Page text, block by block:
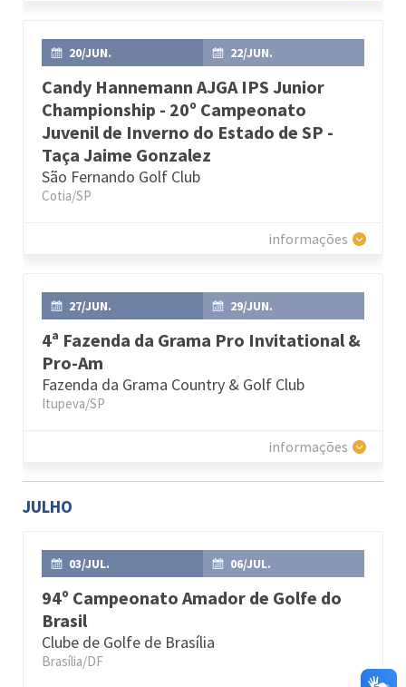
20/JUN. 22/JUN.
Candy Hannemann AJGA IPS Junior
Championship - 20º Campeonato
Juvenil de Inverno do Estado de SP -
Taça Jaime Gonzalez
São Fernando Golf Club
Cotia/SP
informações
27/JUN. 29/JUN.
4ª Fazenda da Grama Pro Invitational &
Pro-Am
Fazenda da Grama Country & Golf Club
Itupeva/SP
informações
JULHO
03/JUL. 06/JUL.
94º Campeonato Amador de Golfe do
Brasil
Clube de Golfe de Brasília
Brasília/DF